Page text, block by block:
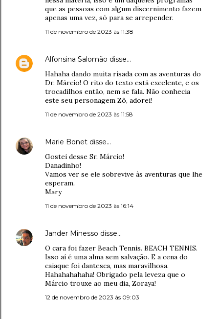
que as pessoas com algum discernimento fazem
apenas uma vez, só para se arrepender.
11 de novembro de 2023 às 11:38
Alfonsina Salomão disse…
Hahaha dando muita risada com as aventuras do
Dr. Márcio! O rito do texto está excelente, e os
trocadilhos então, nem se fala. Não conhecia
este seu personagem Zô, adorei!
11 de novembro de 2023 às 11:58
Marie Bonet disse…
Gostei desse Sr. Márcio!
Danadinho!
Vamos ver se ele sobrevive às aventuras que lhe
esperam.
Mary
11 de novembro de 2023 às 16:14
Jander Minesso disse…
O cara foi fazer Beach Tennis. BEACH TENNIS.
Isso aí é uma alma sem salvação. E a cena do
caiaque foi dantesca, mas maravilhosa.
Hahahahahaha! Obrigado pela leveza que o
Márcio trouxe ao meu dia, Zoraya!
12 de novembro de 2023 às 09:03